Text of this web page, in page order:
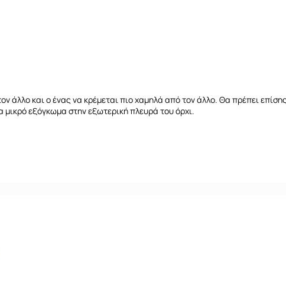
άλλο και ο ένας να κρέμεται πιο χαμηλά από τον άλλο. Θα πρέπει
εξόγκωμα στην εξωτερική πλευρά του όρχι.